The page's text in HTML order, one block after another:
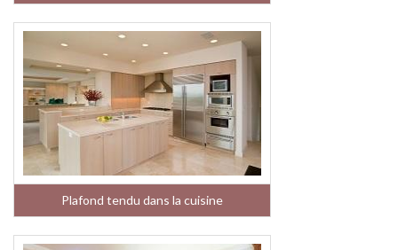
Plafond tendu dans la cuisine